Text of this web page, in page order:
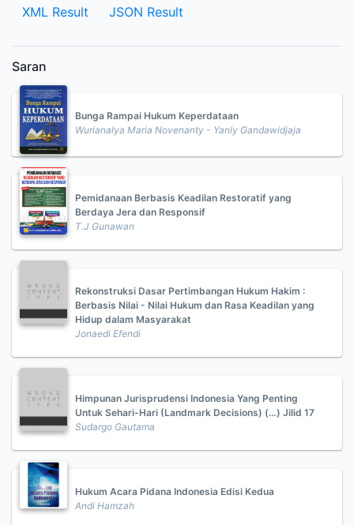
XML Result JSON Result
Saran
Bunga Rampai Hukum Keperdataan
Wurianalya Maria Novenanty - Yanly Gandawidjaja
Pemidanaan Berbasis Keadilan Restoratif yang
Berdaya Jera dan Responsif
T.J Gunawan
Rekonstruksi Dasar Pertimbangan Hukum Hakim :
Berbasis Nilai - Nilai Hukum dan Rasa Keadilan yang
Hidup dalam Masyarakat
Jonaedi Efendi
Himpunan Jurisprudensi Indonesia Yang Penting
Untuk Sehari-Hari (Landmark Decisions) (…) Jilid 17
Sudargo Gautama
Hukum Acara Pidana Indonesia Edisi Kedua
Andi Hamzah